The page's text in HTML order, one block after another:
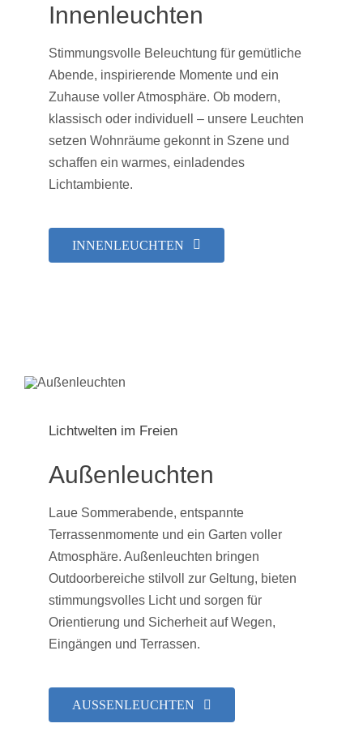
Innenleuchten
Stimmungsvolle Beleuchtung für gemütliche
Abende, inspirierende Momente und ein
Zuhause voller Atmosphäre. Ob modern,
klassisch oder individuell – unsere Leuchten
setzen Wohnräume gekonnt in Szene und
schaffen ein warmes, einladendes
Lichtambiente.
INNENLEUCHTEN
Lichtwelten im Freien
Außenleuchten
Laue Sommerabende, entspannte
Terrassenmomente und ein Garten voller
Atmosphäre. Außenleuchten bringen
Outdoorbereiche stilvoll zur Geltung, bieten
stimmungsvolles Licht und sorgen für
Orientierung und Sicherheit auf Wegen,
Eingängen und Terrassen.
AUSSENLEUCHTEN